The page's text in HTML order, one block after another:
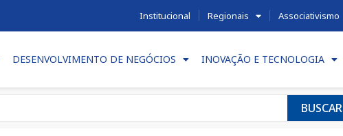
Institucional Regionais Associativismo
DESENVOLVIMENTO DE NEGÓCIOS INOVAÇÃO E TECNOLOGIA
BUSCAR